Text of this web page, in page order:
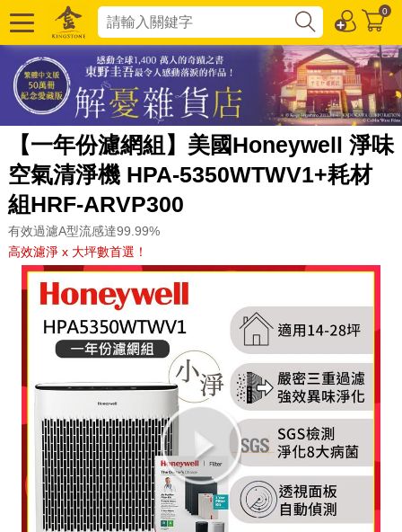
0
【一年份濾網組】美國Honeywell 淨味
空氣清淨機 HPA-5350WTWV1+耗材
組HRF-ARVP300
有效過濾A型流感達99.99%
高效濾淨 x 大坪數首選！